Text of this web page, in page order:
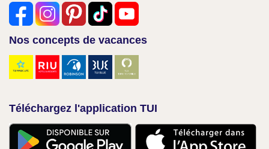
Nos concepts de vacances
Téléchargez l'application TUI